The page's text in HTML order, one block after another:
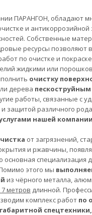
ПАРАНГОН, обладают
и антикоррозийной
Собственные
ресурсы позволяют
по очистке и
жидкими или
очистку
дерева пескоструйным
работы, связанные с
защитой различного
нашей компании
от загрязнений,
и ржавчины,
основная специализация
этого мы
из чёрного металла,
7 метров длинной.
комплекс работ по